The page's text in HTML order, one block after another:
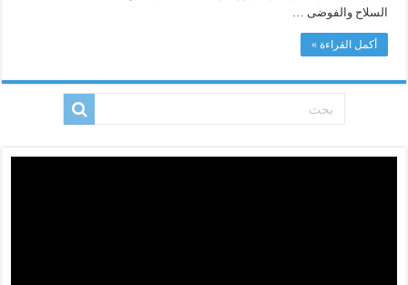
السلاح والفوضى …
أكمل القراءة »